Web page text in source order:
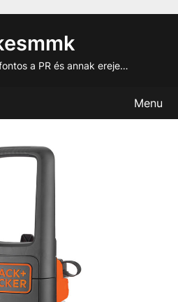
a PR és annak ereje…
Menu